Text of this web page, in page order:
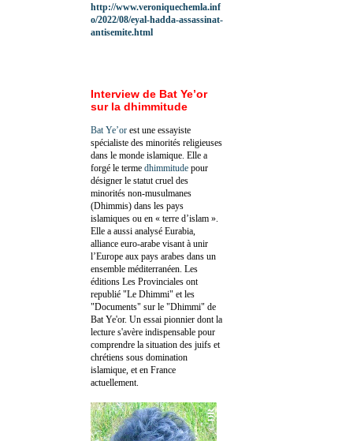
http://www.veroniquechemla.inf
o/2022/08/eyal-hadda-assassinat-
antisemite.html
Interview de Bat Ye’or
sur la dhimmitude
Bat Ye’or est une essayiste
spécialiste des minorités religieuses
dans le monde islamique. Elle a
forgé le terme dhimmitude pour
désigner le statut cruel des
minorités non-musulmanes
(Dhimmis) dans les pays
islamiques ou en « terre d’islam ».
Elle a aussi analysé Eurabia,
alliance euro-arabe visant à unir
l’Europe aux pays arabes dans un
ensemble méditerranéen. Les
éditions Les Provinciales ont
republié "Le Dhimmi" et les
"Documents" sur le "Dhimmi" de
Bat Ye'or. Un essai pionnier dont la
lecture s'avère indispensable pour
comprendre la situation des juifs et
chrétiens sous domination
islamique, et en France
actuellement.